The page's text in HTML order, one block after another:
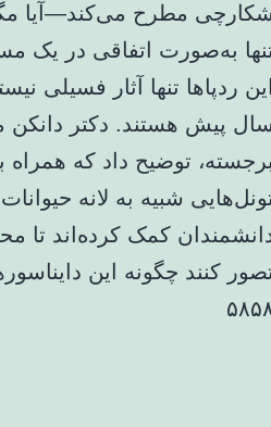
شکارچی مطرح می‌کند—آیا
به‌صورت اتفاقی در یک
این ردپاها تنها آثار فسیلی
برجسته، توضیح داد که همراه
شبیه به لانه
کمک کرده‌اند تا
کنند چگونه این